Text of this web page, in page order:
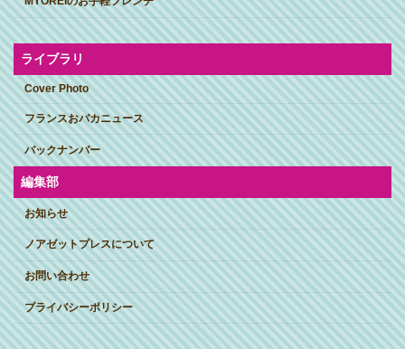
ライブラリ
Cover Photo
フランスおバカニュース
バックナンバー
編集部
お知らせ
ノアゼットプレスについて
お問い合わせ
プライバシーポリシー